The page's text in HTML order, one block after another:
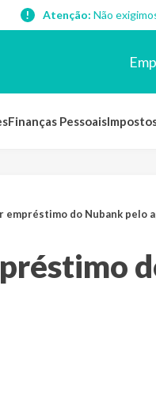
Atenção: Não
Finanças Pessoais
empréstimo do Nubank pelo